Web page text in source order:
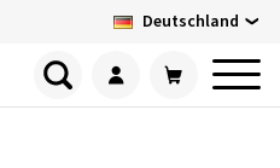
Deutschland